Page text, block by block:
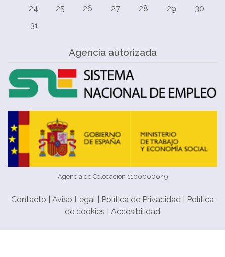
24
25 26 27 28 29
30
31
Agencia autorizada
Agencia de Colocación 1100000049
Contacto Aviso Legal Política de Privacidad
Política
de cookies
Accesibilidad